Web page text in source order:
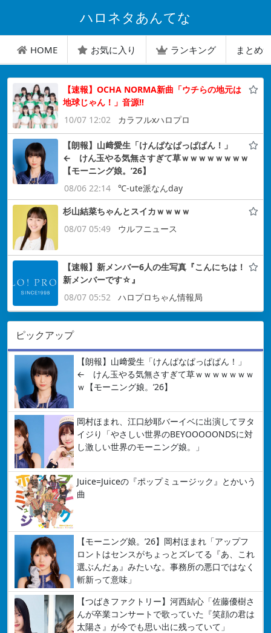
ハロネタあんてな
HOME お気に入り ランキング まとめ
【速報】OCHA NORMA新曲「ウチらの地元は
地球じゃん！」音源!!
10/07 12:02
カラフルxハロプロ
【朗報】山﨑愛生「けんぱなぱっぱぱん！」
← けん玉やる気無さすぎて草ｗｗｗｗｗｗｗｗ
【モーニング娘。’26】
08/06 22:14
℃-ute派なんday
杉山結菜ちゃんとスイカｗｗｗｗ
08/07 05:49
ウルフニュース
【速報】新メンバー6人の生写真『こんにちは！
新メンバーです☆』
08/07 05:52
ハロプロちゃん情報局
ピックアップ
【朗報】山﨑愛生「けんぱなぱっぱぱん！」
← けん玉やる気無さすぎて草ｗｗｗｗｗｗｗ
ｗ【モーニング娘。’26】
岡村ほまれ、江口紗耶バーイベに出演してヲタ
イジり「やさしい世界のBEYOOOOONDSに対
し激しい世界のモーニング娘。」
Juice=Juiceの『ポップミュージック』とかいう
曲
【モーニング娘。’26】岡村ほまれ「アップフ
ロントはセンスがちょっとズレてる『あ、これ
選ぶんだぁ』みたいな。事務所の悪口ではなく
斬新って意味」
【つばきファクトリー】河西結心「佐藤優樹さ
んが卒業コンサートで歌っていた『笑顔の君は
太陽さ』が今でも思い出に残っていて」